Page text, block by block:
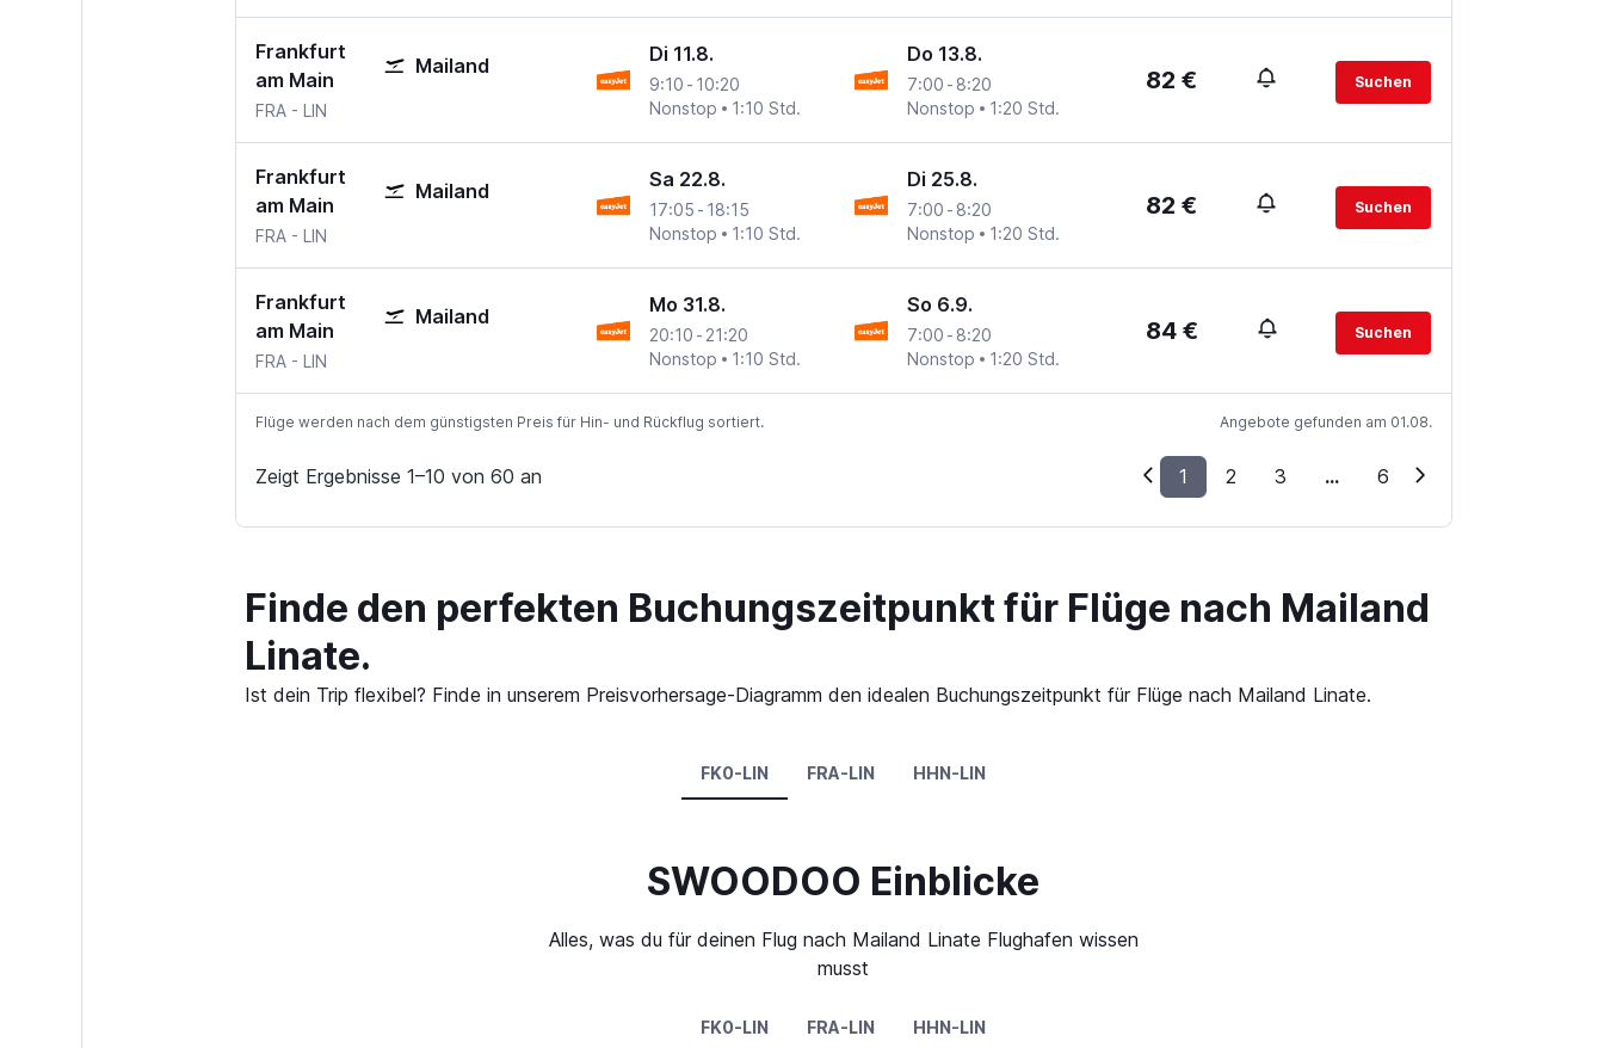
Frankfurt
am Main
Mailand
FRA- LIN
Di 11.8.
9:10 - 10:20
Nonstop
1:10 Std.
Do 13.8.
7:00 - 8:20
Nonstop
1:20 Std.
82 € Suchen
Frankfurt
am Main
Mailand
FRA- LIN
Sa 22.8.
17:05 - 18:15
Nonstop
1:10 Std.
Di 25.8.
7:00 - 8:20
Nonstop
1:20 Std.
82 € Suchen
Frankfurt
am Main
Mailand
FRA- LIN
Mo 31.8.
20:10 - 21:20
Nonstop
1:10 Std.
So 6.9.
7:00 - 8:20
Nonstop
1:20 Std.
84 € Suchen
Flüge werden nach dem günstigsten Preis für Hin- und Rückflug sortiert. Angebote gefunden am 01.08.
Zeigt Ergebnisse 1–10 von 60 an 1 2 3 ... 6
Finde den perfekten Buchungszeitpunkt für Flüge nach Mailand
Linate.
Ist dein Trip flexibel? Finde in unserem Preisvorhersage-Diagramm den idealen Buchungszeitpunkt für Flüge nach Mailand Linate.
FK0-LIN FRA-LIN HHN-LIN
SWOODOO Einblicke
Alles, was du für deinen Flug nach Mailand Linate Flughafen wissen
musst
FK0-LIN FRA-LIN HHN-LIN